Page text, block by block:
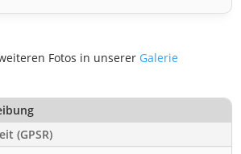
Fotos in unserer Galerie
(GPSR)